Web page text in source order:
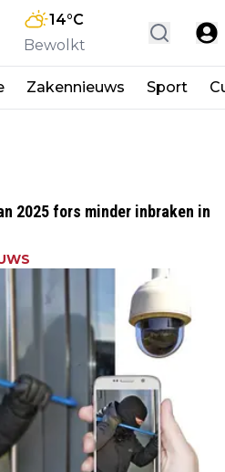
14°C
Bewolkt
Zakennieuws Sport
2025 fors minder inbraken in